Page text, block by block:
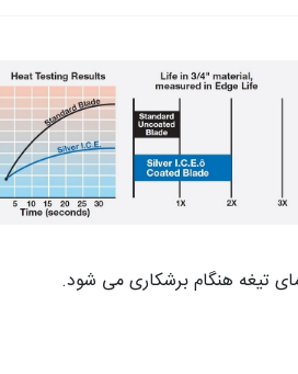
تیغه هنگام برشکاری می شود.